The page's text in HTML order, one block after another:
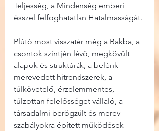
Teljesség, a Mindenség emberi
ésszel felfoghatatlan Hatalmasságát.
Plútó most visszatér még a Bakba, a
csontok szintjén lévő, megkövült
alapok és struktúrák, a belénk
merevedett hitrendszerek, a
túlkövetelő, érzelemmentes,
túlzottan felelősséget vállaló, a
társadalmi berögzült és merev
szabályokra épített működések